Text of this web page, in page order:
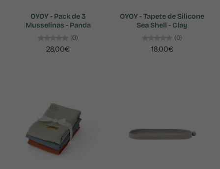
OYOY - Pack de 3
Musselinas - Panda
(0)
28,00€
OYOY - Tapete de Silicone
Sea Shell - Clay
(0)
18,00€